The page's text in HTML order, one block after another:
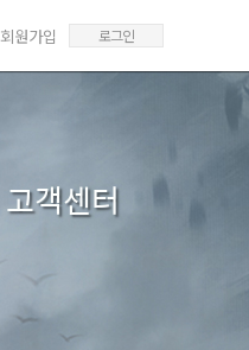
회원가입 로그인
고객센터
1:1문의
답변확인